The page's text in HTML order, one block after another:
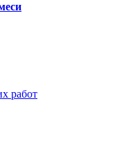
работ